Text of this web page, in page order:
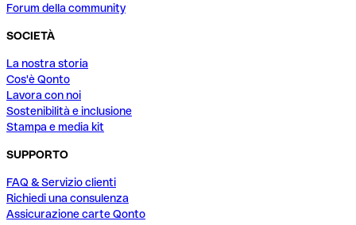
Forum della community
SOCIETÀ
La nostra storia
Cos'è Qonto
Lavora con noi
Sostenibilità e inclusione
Stampa e media kit
SUPPORTO
FAQ & Servizio clienti
Richiedi una consulenza
Assicurazione carte Qonto